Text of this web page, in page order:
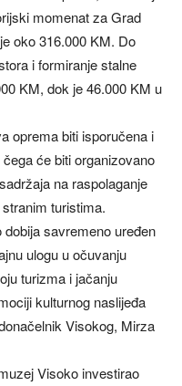
momenat za Grad
oko 316.000 KM. Do
i formiranje stalne
KM, dok je 46.000 KM u
oprema biti isporučena i
će biti organizovano
na raspolaganje
turistima.
savremeno uređen
ulogu u očuvanju
turizma i jačanju
kulturnog naslijeđa
Visokog, Mirza
Visoko investirao